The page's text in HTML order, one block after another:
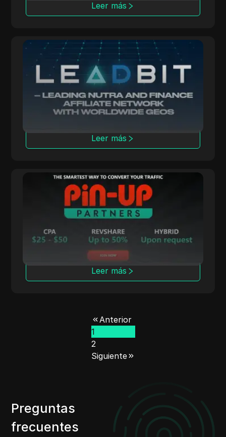
Leer más
Leadbit
LeadBit conecta a anunciantes y editores a
nivel mundial, ofreciendo campañas CPA y
CPL con seguimiento en tiempo real.
Leer más
Pin-up.Partners
Pin-up.Partners ofrece modelos CPA y
híbridos competitivos para la conversión de
tráfico de juegos de azar.
Leer más
Anterior
1
2
Siguiente
Preguntas
frecuentes